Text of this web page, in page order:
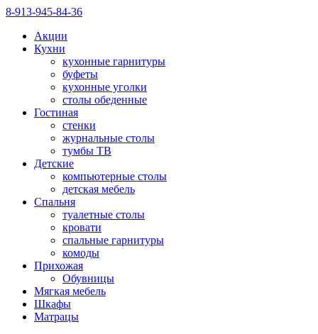
8-913-945-84-36
Акции
Кухни
кухонные гарнитуры
буфеты
кухонные уголки
столы обеденные
Гостиная
стенки
журнальные столы
тумбы ТВ
Детские
компьютерные столы
детская мебель
Спальня
туалетные столы
кровати
спальные гарнитуры
комоды
Прихожая
Обувницы
Мягкая мебель
Шкафы
Матрацы